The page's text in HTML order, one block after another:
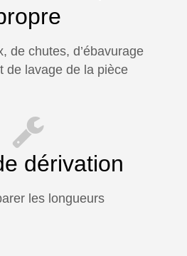
Close
Close
Close
de chutes, d’ébavurage
de lavage de la pièce
dérivation
les longueurs